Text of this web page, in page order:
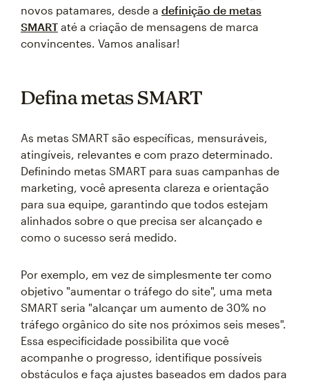
novos patamares, desde a definição de metas
SMART até a criação de mensagens de marca
convincentes. Vamos analisar!
Defina metas SMART
As metas SMART são específicas, mensuráveis,
atingíveis, relevantes e com prazo determinado.
Definindo metas SMART para suas campanhas de
marketing, você apresenta clareza e orientação
para sua equipe, garantindo que todos estejam
alinhados sobre o que precisa ser alcançado e
como o sucesso será medido.
Por exemplo, em vez de simplesmente ter como
objetivo "aumentar o tráfego do site", uma meta
SMART seria "alcançar um aumento de 30% no
tráfego orgânico do site nos próximos seis meses".
Essa especificidade possibilita que você
acompanhe o progresso, identifique possíveis
obstáculos e faça ajustes baseados em dados para